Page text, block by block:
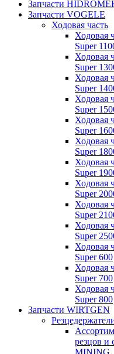
Запчасти
Запчасти VOGELE
Ходовая часть
Ходовая
Super
Ходовая
Super
Ходовая
Super
Ходовая
Super
Ходовая
Super
Ходовая
Super
Ходовая
Super
Ходовая
Super
Ходовая
Super
Ходовая
Super
Ходовая
Super 600
Ходовая
Super 700
Ходовая
Super 800
Запчасти WIRTGEN
резцов и
MINING